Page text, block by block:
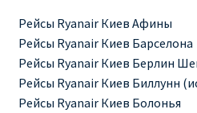
БИЛЕТЫ RYANAIR | ПОИСК
БРОНИРОВАНИЕ
БИЛЕТЫ RYANAIR НА
Рейсы Ryanair Киев Афины
Рейсы Ryanair Киев Барселона
Рейсы Ryanair Киев Берлин
Рейсы Ryanair Киев Биллунн
Рейсы Ryanair Киев Болонья